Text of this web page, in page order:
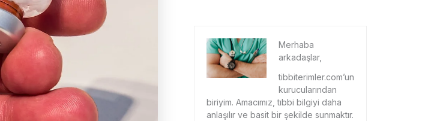
Merhaba
arkadaşlar,
tibbiterimler.com’un
kurucularından
biriyim. Amacımız, tıbbi bilgiyi daha
anlaşılır ve basit bir şekilde sunmaktır.